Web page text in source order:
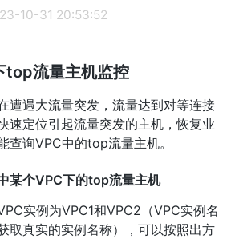
10-31 20:53:52
top流量主机监控
遭遇大流量突发，流量达到对等连接
速定位引起流量突发的主机，恢复业
查询VPC中的top流量主机。
某个VPC下的top流量主机
实例为VPC1和VPC2（VPC实例名
取真实的实例名称），可以按照出方